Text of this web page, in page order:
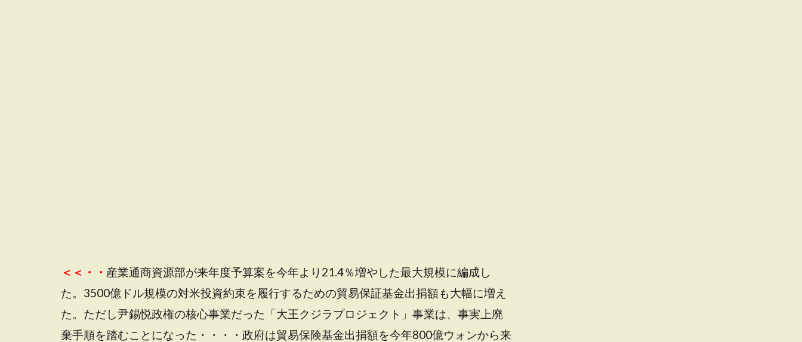
＜＜・・ 産業通商資源部が来年度予算案を今年より21.4％増やした最大規模に編成し
た。3500億ドル規模の対米投資約束を履行するための貿易保証基金出捐額も大幅に増え
た。ただし尹錫悦政権の核心事業だった「大王クジラプロジェクト」事業は、事実上廃
棄手順を踏むことになった・・・・政府は貿易保険基金出捐額を今年800億ウォンから来